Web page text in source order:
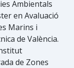
Ambientals
en Avaluació
Marins i
de València.
de Zones